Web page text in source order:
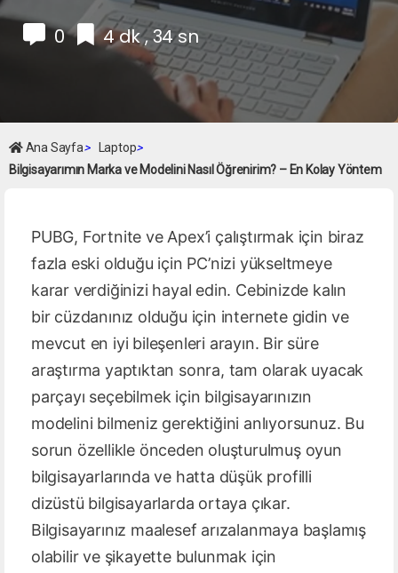
0 4 dk , 34 sn
Ana Sayfa> Laptop>
Bilgisayarımın Marka ve Modelini Nasıl Öğrenirim? – En Kolay Yöntem
PUBG, Fortnite ve Apex’i çalıştırmak için biraz
fazla eski olduğu için PC’nizi yükseltmeye
karar verdiğinizi hayal edin. Cebinizde kalın
bir cüzdanınız olduğu için internete gidin ve
mevcut en iyi bileşenleri arayın. Bir süre
araştırma yaptıktan sonra, tam olarak uyacak
parçayı seçebilmek için bilgisayarınızın
modelini bilmeniz gerektiğini anlıyorsunuz. Bu
sorun özellikle önceden oluşturulmuş oyun
bilgisayarlarında ve hatta düşük profilli
dizüstü bilgisayarlarda ortaya çıkar.
Bilgisayarınız maalesef arızalanmaya başlamış
olabilir ve şikayette bulunmak için